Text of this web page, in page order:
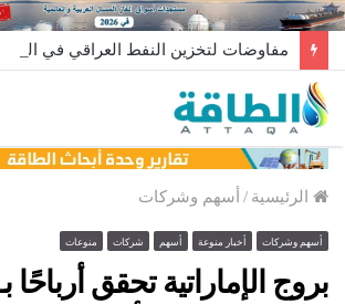
مفاوضات لتخزين النفط العراقي في الخارج
الرئيسية / أسهم وشركات
أسهم وشركات أخبار منوعة أسهم شركات منوعات